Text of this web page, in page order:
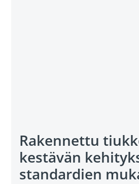
Rakennettu
kestävän
standardien